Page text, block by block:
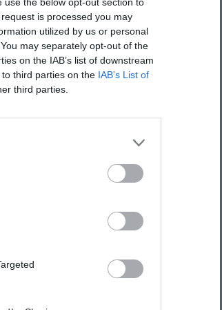
is processed you may
utilized by us or personal
may separately opt-out of the
on the IAB’s list of downstream
third parties on the IAB’s List of
third parties.
dar și
ajutor
35